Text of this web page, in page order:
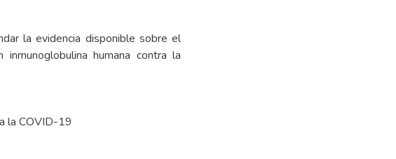
la evidencia disponible sobre el
humana contra la
la COVID-19